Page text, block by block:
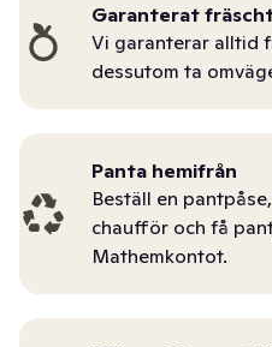
Garanterat
Vi garanterar alltid
dessutom ta
Panta hemifrån
Beställ en
chaufför och få
Mathemkontot.